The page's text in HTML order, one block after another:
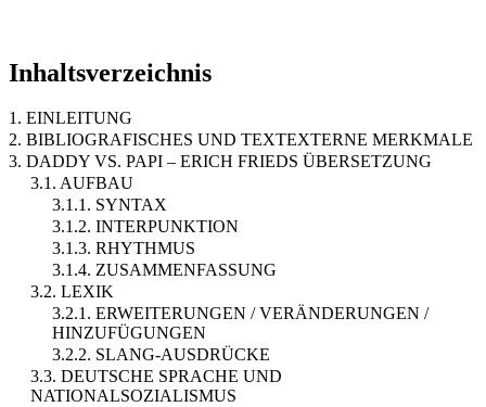
Inhaltsverzeichnis
1. EINLEITUNG
2. BIBLIOGRAFISCHES UND TEXTEXTERNE MERKMALE
3. DADDY VS. PAPI – ERICH FRIEDS ÜBERSETZUNG
3.1. AUFBAU
3.1.1. SYNTAX
3.1.2. INTERPUNKTION
3.1.3. RHYTHMUS
3.1.4. ZUSAMMENFASSUNG
3.2. LEXIK
3.2.1. ERWEITERUNGEN / VERÄNDERUNGEN /
HINZUFÜGUNGEN
3.2.2. SLANG-AUSDRÜCKE
3.3. DEUTSCHE SPRACHE UND
NATIONALSOZIALISMUS